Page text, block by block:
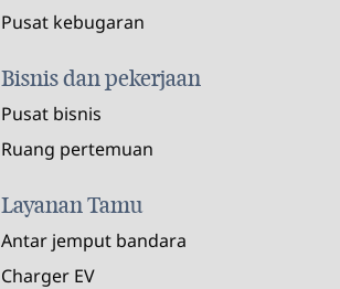
Pusat kebugaran
Bisnis dan pekerjaan
Pusat bisnis
Ruang pertemuan
Layanan Tamu
Antar jemput bandara
Charger EV